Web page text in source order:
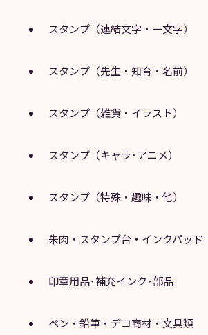
スタンプ（連結文字・一文字）
スタンプ（先生・知育・名前）
スタンプ（雑貨・イラスト）
スタンプ（キャラ･アニメ）
スタンプ（特殊・趣味・他）
朱肉・スタンプ台・インクパッド
印章用品･補充インク･部品
ペン・鉛筆・デコ商材・文具類